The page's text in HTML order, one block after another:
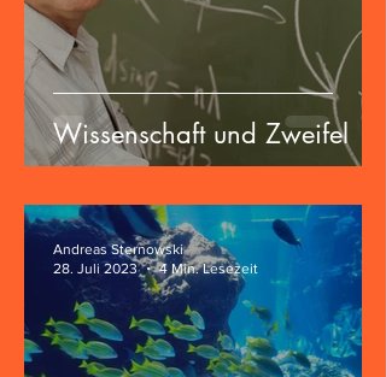
Wissenschaft und Zweifel
Andreas Sternowski
28. Juli 2023
4 Min. Lesezeit